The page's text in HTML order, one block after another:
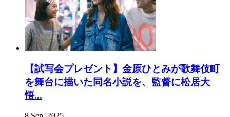
【試写会プレゼント】金原ひとみが歌舞伎町
を舞台に描いた同名小説を、監督に松居大
悟...